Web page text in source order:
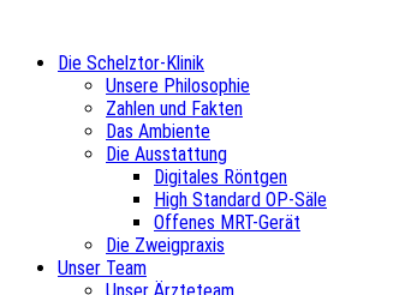
Die Schelztor-Klinik
Unsere Philosophie
Zahlen und Fakten
Das Ambiente
Die Ausstattung
Digitales Röntgen
High Standard OP-Säle
Offenes MRT-Gerät
Die Zweigpraxis
Unser Team